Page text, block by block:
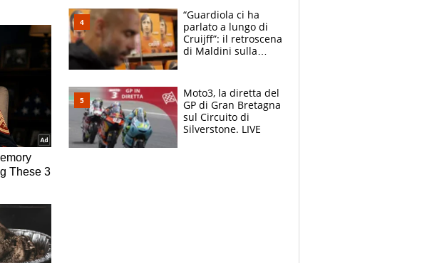
“Guardiola ci ha
parlato a lungo di
Cruijff”: il retroscena
di Maldini sulla
Moto3, la diretta del
GP di Gran Bretagna
sul Circuito di
Silverstone. LIVE